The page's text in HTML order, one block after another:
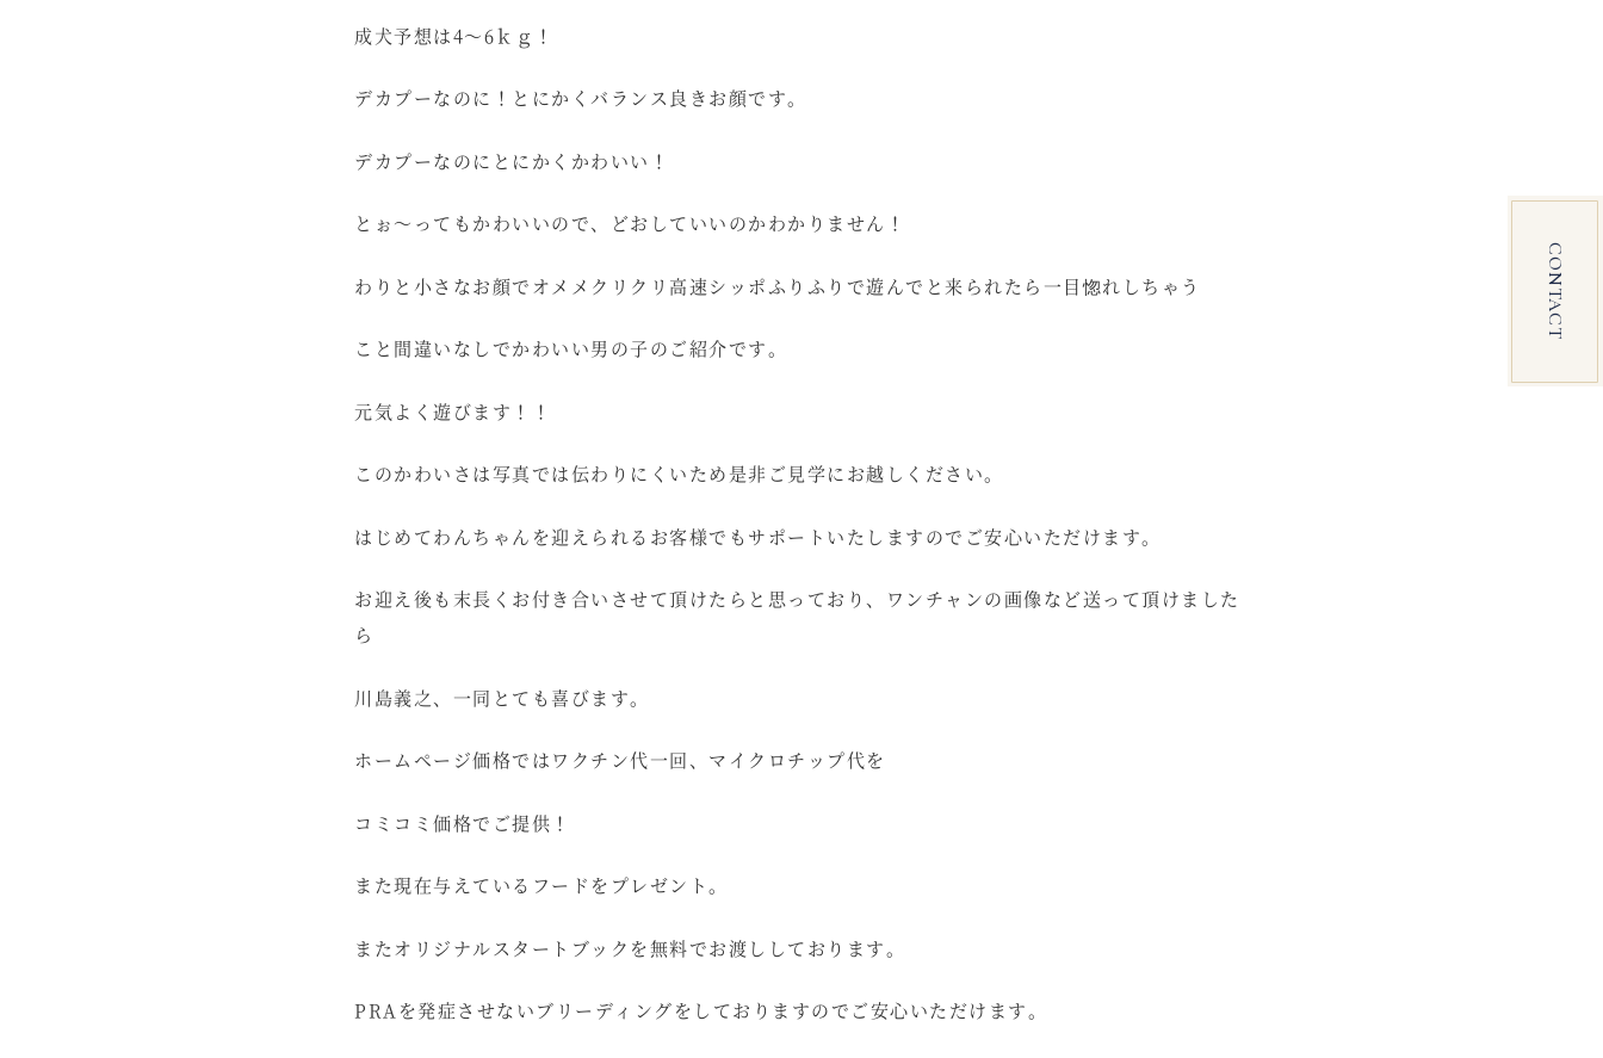
成犬予想は4～6ｋｇ！
デカプーなのに！とにかくバランス良きお顔です。
デカプーなのにとにかくかわいい！
とぉ～ってもかわいいので、どおしていいのかわかりません！
わりと小さなお顔でオメメクリクリ高速シッポふりふりで遊んでと来られたら一目惚れしちゃう
こと間違いなしでかわいい男の子のご紹介です。
元気よく遊びます！！
このかわいさは写真では伝わりにくいため是非ご見学にお越しください。
はじめてわんちゃんを迎えられるお客様でもサポートいたしますのでご安心いただけます。
お迎え後も末長くお付き合いさせて頂けたらと思っており、ワンチャンの画像など送って頂けました
ら
川島義之、一同とても喜びます。
ホームページ価格ではワクチン代一回、マイクロチップ代を
コミコミ価格でご提供！
また現在与えているフードをプレゼント。
またオリジナルスタートブックを無料でお渡ししております。
PRAを発症させないブリーディングをしておりますのでご安心いただけます。
CONTACT